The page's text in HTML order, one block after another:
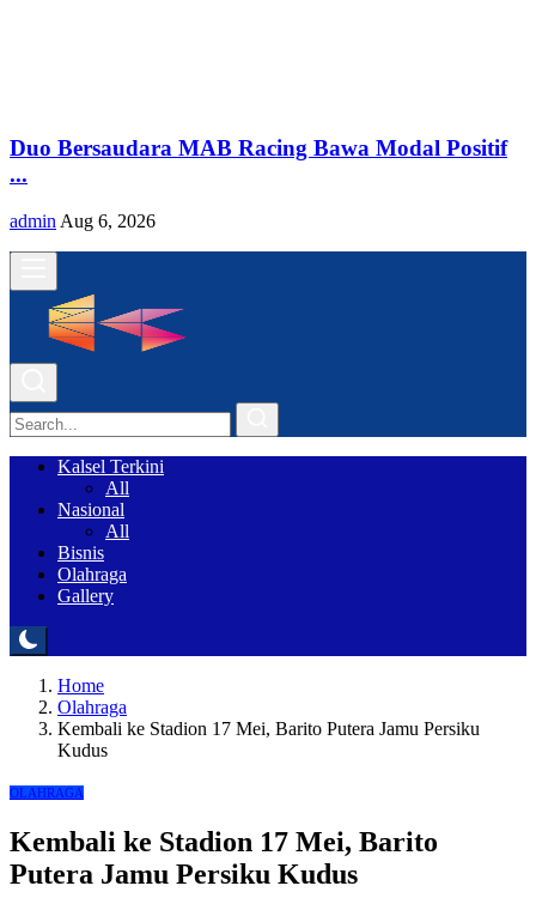
Duo Bersaudara MAB Racing Bawa Modal Positif
...
admin Aug 6, 2026
Kalsel Terkini
All
Nasional
All
Bisnis
Olahraga
Gallery
Home
Olahraga
Kembali ke Stadion 17 Mei, Barito Putera Jamu Persiku
Kudus
OLAHRAGA
Kembali ke Stadion 17 Mei, Barito
Putera Jamu Persiku Kudus